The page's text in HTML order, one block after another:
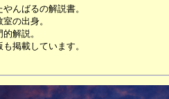
んばるの解説書。
の出身。
解説。
掲載しています。